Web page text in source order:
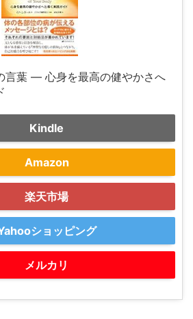
言葉 ― 心身を最高の健やかさへ
Kindle
Amazon
楽天市場
ショッピング
メルカリ